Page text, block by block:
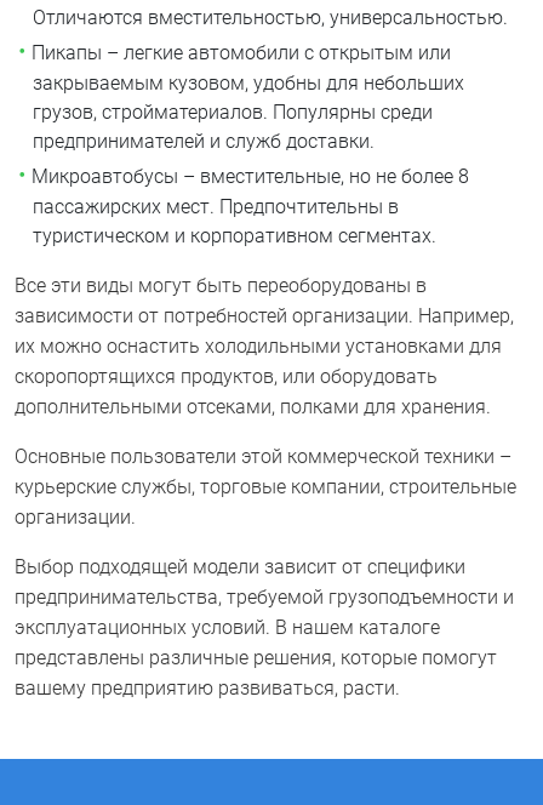
Отличаются вместительностью, универсальностью.
Пикапы – легкие автомобили с открытым или
закрываемым кузовом, удобны для небольших
грузов, стройматериалов. Популярны среди
предпринимателей и служб доставки.
Микроавтобусы – вместительные, но не более 8
пассажирских мест. Предпочтительны в
туристическом и корпоративном сегментах.
Все эти виды могут быть переоборудованы в
зависимости от потребностей организации. Например,
их можно оснастить холодильными установками для
скоропортящихся продуктов, или оборудовать
дополнительными отсеками, полками для хранения.
Основные пользователи этой коммерческой техники –
курьерские службы, торговые компании, строительные
организации.
Выбор подходящей модели зависит от специфики
предпринимательства, требуемой грузоподъемности и
эксплуатационных условий. В нашем каталоге
представлены различные решения, которые помогут
вашему предприятию развиваться, расти.